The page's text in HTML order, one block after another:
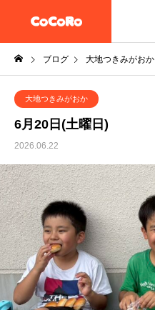
ブログ 大地つきみがおか
大地つきみがおか
6月20日(土曜日)
2026.06.22